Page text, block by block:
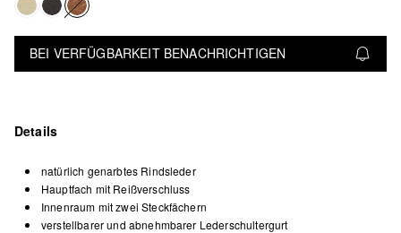
BEI VERFÜGBARKEIT BENACHRICHTIGEN
Details
natürlich genarbtes Rindsleder
Hauptfach mit Reißverschluss
Innenraum mit zwei Steckfächern
verstellbarer und abnehmbarer Lederschultergurt